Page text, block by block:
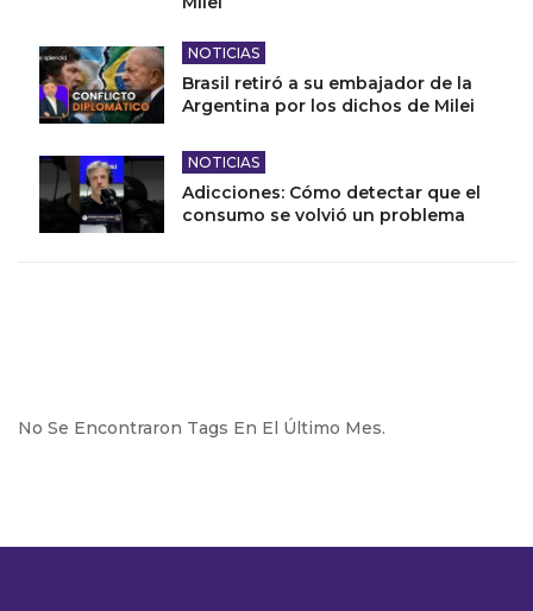
NOTICIAS
Brasil retiró a su embajador de la
Argentina por los dichos de Milei
NOTICIAS
Adicciones: Cómo detectar que el
consumo se volvió un problema
No Se Encontraron Tags En El Último Mes.